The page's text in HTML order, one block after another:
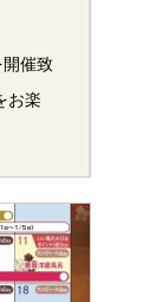
催致
お楽